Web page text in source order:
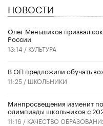
НОВОСТИ
Олег Меньшиков призвал
России
13:14 / КУЛЬТУРА
В ОП предложили обучать
11:25 / ШКОЛЬНИКИ
Минпросвещения изменит
олимпиады школьников с
11:16 / КАЧЕСТВО